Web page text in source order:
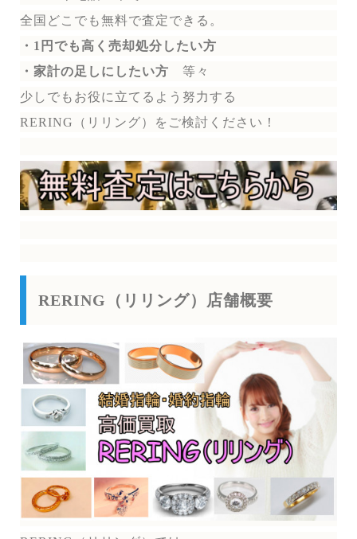
全国どこでも無料で査定できる。
・1円でも高く売却処分したい方
・家計の足しにしたい方 等々
少しでもお役に立てるよう努力する
RERING（リリング）を ご検討ください！
RERING（リリング）店舗概要